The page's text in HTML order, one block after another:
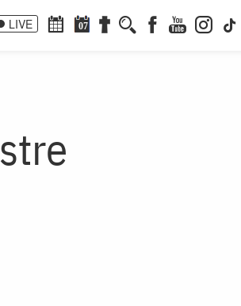
LIVE 07